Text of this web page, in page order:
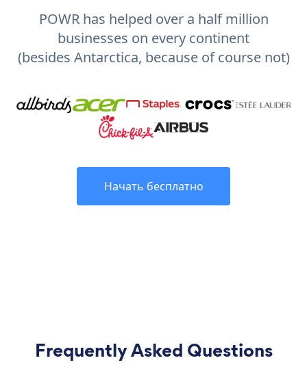
POWR has helped over a half million
businesses on every continent
(besides Antarctica, because of course not)
Начать бесплатно
Frequently Asked Questions